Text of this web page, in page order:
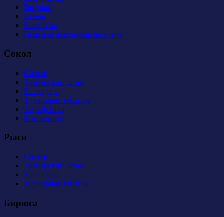
Закупки
Арена
Контакты
Правила поведения на арене
Сокол
Состав
Тренерский штаб
Календарь
Турнирная таблица
Атрибутика
Фан-сектор
Рыси
Состав
Тренерский штаб
Календарь
Турнирная таблица
Бирюса